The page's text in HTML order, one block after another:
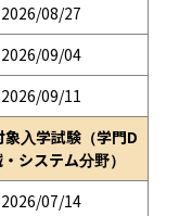
2026/08/27
2026/09/04
2026/09/11
象入学試験（学門D
システム分野）
2026/07/14